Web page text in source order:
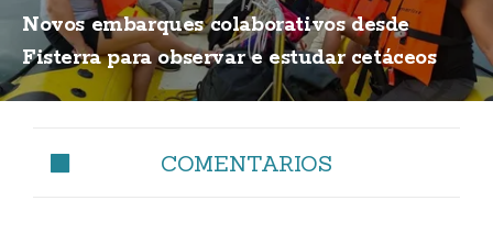
Novos embarques colaborativos desde
Fisterra para observar e estudar cetáceos
COMENTARIOS